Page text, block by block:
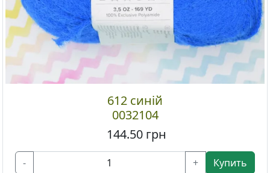
612 синій
0032104
144.50 грн
- + Купить